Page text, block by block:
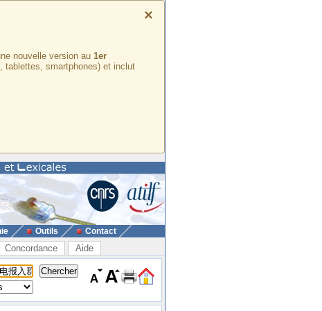
×
nouvelle version au 1er
tablettes, smartphones) et inclut
Outils Contact
Concordance Aide